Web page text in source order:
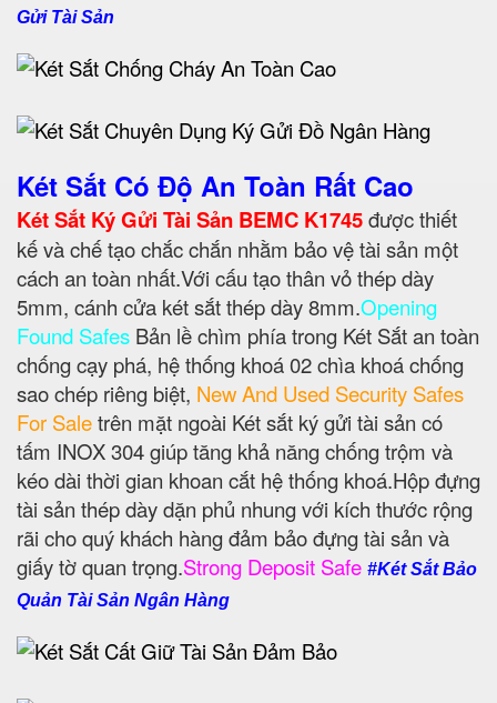
Gửi Tài Sản
Két Sắt Có Độ An Toàn Rất Cao
Két Sắt Ký Gửi Tài Sản BEMC K1745được thiết
kế và chế tạo chắc chắn nhằm bảo vệ tài sản một
cách an toàn nhất.Với cấu tạo thân vỏ thép dày
5mm, cánh cửa két sắt thép dày 8mm.Opening
Found Safes Bản lề chìm phía trong Két Sắt an toàn
chống cạy phá, hệ thống khoá 02 chìa khoá chống
sao chép riêng biệt, New And Used Security Safes
For Saletrên mặt ngoài Két sắt ký gửi tài sản có
tấm INOX 304 giúp tăng khả năng chống trộm và
kéo dài thời gian khoan cắt hệ thống khoá.Hộp đựng
tài sản thép dày dặn phủ nhung với kích thước rộng
rãi cho quý khách hàng đảm bảo đựng tài sản và
giấy tờ quan trọng.Strong Deposit Safe #Két Sắt Bảo
Quản Tài Sản Ngân Hàng